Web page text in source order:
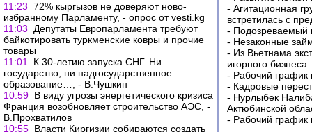
11:23 72% кыргызов не доверяют ново-
избранному Парламенту, - опрос от vesti.kg
11:03
Депутаты Европарламента требуют
байкотировать туркменские ковры и прочие
товары
11:01
К 30-летию запуска СНГ. Ни
государство, ни надгосударственное
образование…, - В.Чушкин
10:59 В виду угрозы энергетического кризиса
Франция возобновляет строительство АЭС, -
В.Прохватилов
10:55 Власти Киргизии собираются создать
- Агитационная
встретилась с
- Подозреваемый
- Незаконные
- Из Вьетнама
игорного бизнеса
- Рабочий график
- Кадровые
- Нурлыбек
Актюбинской
- Рабочий график